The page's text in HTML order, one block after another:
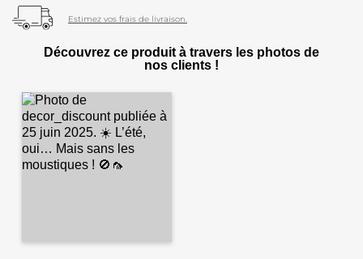
Estimez vos frais de livraison.
Découvrez ce produit à travers les photos de
nos clients !